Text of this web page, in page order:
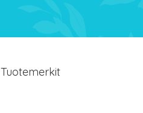
Tuotemerkit